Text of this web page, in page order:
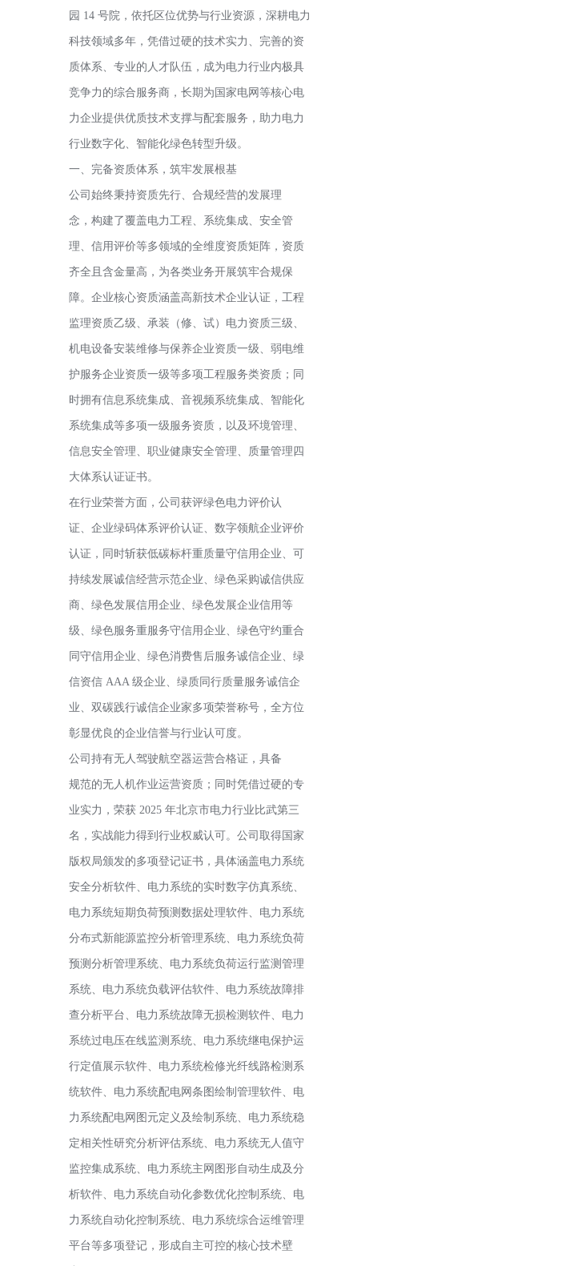
园 14 号院，依托区位优势与行业资源，深耕电力
科技领域多年，凭借过硬的技术实力、完善的资
质体系、专业的人才队伍，成为电力行业内极具
竞争力的综合服务商，长期为国家电网等核心电
力企业提供优质技术支撑与配套服务，助力电力
行业数字化、智能化绿色转型升级。
一、完备资质体系，筑牢发展根基
公司始终秉持资质先行、合规经营的发展理
念，构建了覆盖电力工程、系统集成、安全管
理、信用评价等多领域的全维度资质矩阵，资质
齐全且含金量高，为各类业务开展筑牢合规保
障。企业核心资质涵盖高新技术企业认证，工程
监理资质乙级、承装（修、试）电力资质三级、
机电设备安装维修与保养企业资质一级、弱电维
护服务企业资质一级等多项工程服务类资质；同
时拥有信息系统集成、音视频系统集成、智能化
系统集成等多项一级服务资质，以及环境管理、
信息安全管理、职业健康安全管理、质量管理四
大体系认证证书。
在行业荣誉方面，公司获评绿色电力评价认
证、企业绿码体系评价认证、数字领航企业评价
认证，同时斩获低碳标杆重质量守信用企业、可
持续发展诚信经营示范企业、绿色采购诚信供应
商、绿色发展信用企业、绿色发展企业信用等
级、绿色服务重服务守信用企业、绿色守约重合
同守信用企业、绿色消费售后服务诚信企业、绿
信资信 AAA 级企业、绿质同行质量服务诚信企
业、双碳践行诚信企业家多项荣誉称号，全方位
彰显优良的企业信誉与行业认可度。
公司持有无人驾驶航空器运营合格证，具备
规范的无人机作业运营资质；同时凭借过硬的专
业实力，荣获 2025 年北京市电力行业比武第三
名，实战能力得到行业权威认可。公司取得国家
版权局颁发的多项登记证书，具体涵盖电力系统
安全分析软件、电力系统的实时数字仿真系统、
电力系统短期负荷预测数据处理软件、电力系统
分布式新能源监控分析管理系统、电力系统负荷
预测分析管理系统、电力系统负荷运行监测管理
系统、电力系统负载评估软件、电力系统故障排
查分析平台、电力系统故障无损检测软件、电力
系统过电压在线监测系统、电力系统继电保护运
行定值展示软件、电力系统检修光纤线路检测系
统软件、电力系统配电网条图绘制管理软件、电
力系统配电网图元定义及绘制系统、电力系统稳
定相关性研究分析评估系统、电力系统无人值守
监控集成系统、电力系统主网图形自动生成及分
析软件、电力系统自动化参数优化控制系统、电
力系统自动化控制系统、电力系统综合运维管理
平台等多项登记，形成自主可控的核心技术壁